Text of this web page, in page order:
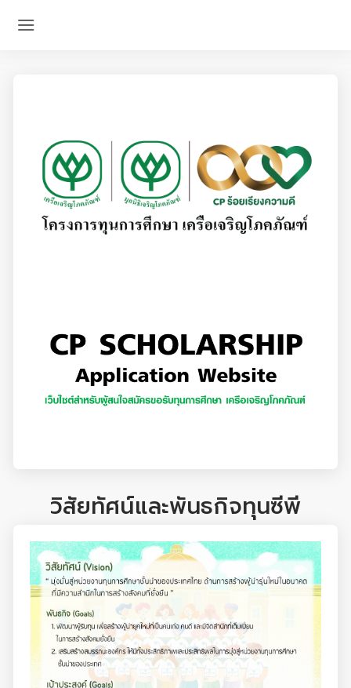
วิสัยทัศน์และพันธกิจทุนซีพี